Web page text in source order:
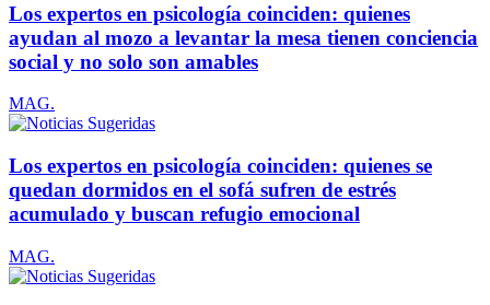
Los expertos en psicología coinciden: quienes
ayudan al mozo a levantar la mesa tienen conciencia
social y no solo son amables
MAG.
Los expertos en psicología coinciden: quienes se
quedan dormidos en el sofá sufren de estrés
acumulado y buscan refugio emocional
MAG.